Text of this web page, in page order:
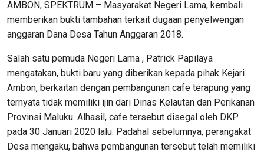
AMBON, SPEKTRUM – Masyarakat Negeri Lama, kembali
memberikan bukti tambahan terkait dugaan penyelwengan
anggaran Dana Desa Tahun Anggaran 2018.
Salah satu pemuda Negeri Lama , Patrick Papilaya
mengatakan, bukti baru yang diberikan kepada pihak Kejari
Ambon, berkaitan dengan pembangunan cafe terapung yang
ternyata tidak memiliki ijin dari Dinas Kelautan dan Perikanan
Provinsi Maluku. Alhasil, cafe tersebut disegal oleh DKP
pada 30 Januari 2020 lalu. Padahal sebelumnya, perangakat
Desa mengaku, bahwa pembangunan tersebut telah memiliki